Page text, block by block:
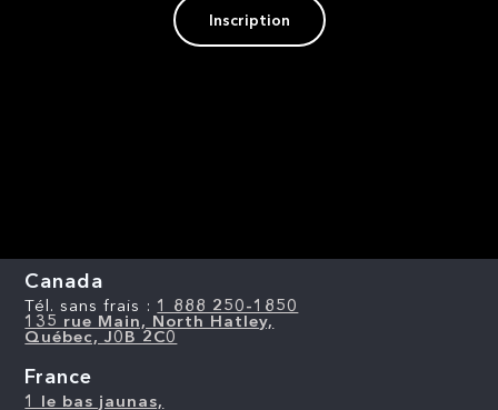
Inscription
Canada
Tél. sans frais : 1 888 250-1850
135 rue Main, North Hatley,
Québec, J0B 2C0
France
1 le bas jaunas,